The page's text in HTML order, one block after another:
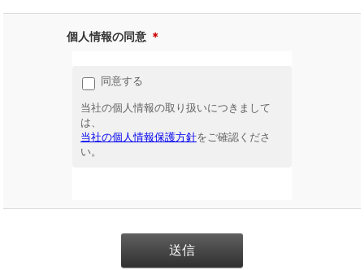
個人情報の同意 ＊
同意する
当社の個人情報の取り扱いにつきまして
は、
当社の個人情報保護方針をご確認くださ
い。